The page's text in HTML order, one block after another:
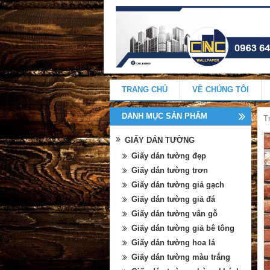
TRANG CHỦ VỀ CHÚNG TÔI
DANH MỤC SẢN PHẨM
GIẤY DÁN TƯỜNG
Giấy dán tường đẹp
Giấy dán tường trơn
Giấy dán tường giả gạch
Giấy dán tường giả đá
Giấy dán tường vân gỗ
Giấy dán tường giả bê tông
Giấy dán tường hoa lá
Giấy dán tường màu trắng